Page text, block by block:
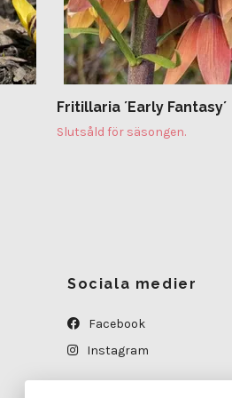
Fritillaria ´Early Fantasy´
Slutsåld för säsongen.
Sociala medier
Facebook
Instagram